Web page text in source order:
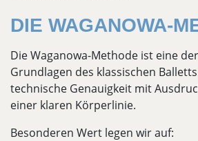
DIE WAGANOWA-
Die Waganowa-Methode ist eine
Grundlagen des klassischen
technische Genauigkeit mit
einer klaren Körperlinie.
Besonderen Wert legen wir auf: